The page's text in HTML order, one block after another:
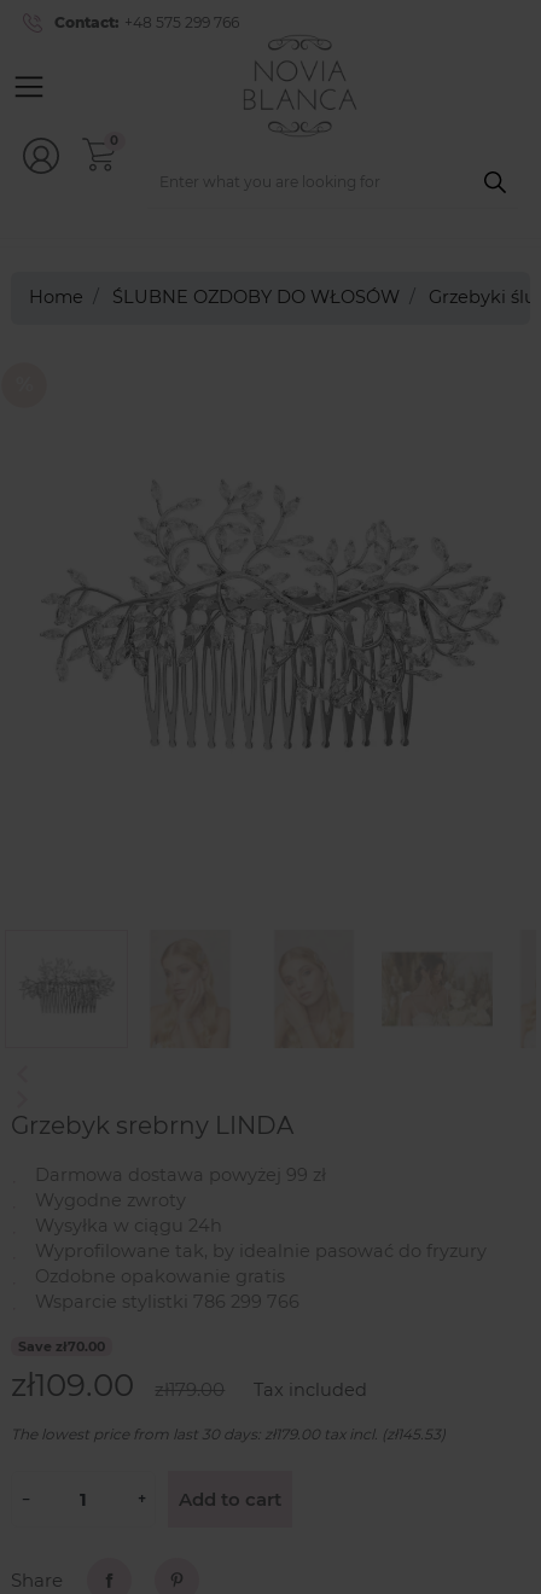
Contact: +48 575 299 766
0
Home ŚLUBNE OZDOBY DO WŁOSÓW Grzebyki
Grzebyk srebrny LINDA
Darmowa dostawa powyżej 99 zł
Wygodne zwroty
Wysyłka w ciągu 24h
Wyprofilowane tak, by idealnie pasować do fryzury
Ozdobne opakowanie gratis
Wsparcie stylistki 786 299 766
Save zł70.00
zł109.00 zł179.00 Tax included
The lowest price from last 30 days: zł179.00 tax incl. (zł145.53)
− + Add to cart
Share